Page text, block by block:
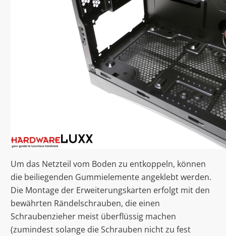
Um das Netzteil vom Boden zu entkoppeln, können
die beiliegenden Gummielemente angeklebt werden.
Die Montage der Erweiterungskarten erfolgt mit den
bewährten Rändelschrauben, die einen
Schraubenzieher meist überflüssig machen
(zumindest solange die Schrauben nicht zu fest